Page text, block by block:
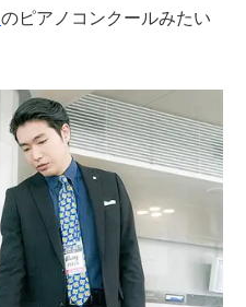
のピアノコンクールみたい